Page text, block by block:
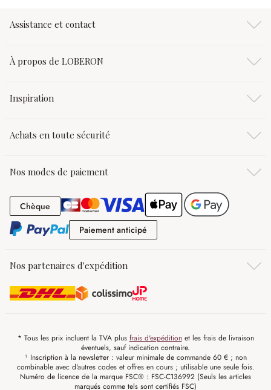
Assistance et contact
À propos de LOBERON
Inspiration
Achats en toute sécurité
Nos modes de paiement
Chèque Chèque
Paiement anticipé
Nos partenaires d'expédition
* Tous les prix incluent la TVA plus frais d'expéditionet les frais de livraison
éventuels, sauf indication contraire.
¹ Inscription à la newsletter : valeur minimale de commande 60 € ; non
combinable avec d'autres codes et offres en cours ; utilisable une seule fois.
Numéro de licence de la marque FSC® : FSC-C136992 (Seuls les articles
marqués comme tels sont certifiés FSC)